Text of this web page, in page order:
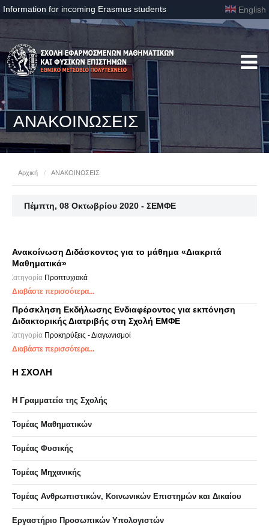
Information for incoming Erasmus students English
ΑΝΑΚΟΙΝΩΣΕΙΣ
Αρχική / ΑΝΑΚΟΙΝΩΣΕΙΣ
Πέμπτη, 08 Οκτωβρίου 2020 - ΣΕΜΦΕ
Ανακοίνωση Διδάσκοντος για το μάθημα «Διακριτά
Μαθηματικά»
Κατηγορία Προπτυχιακά
Διαβάστε περισσότερα...
Πρόσκληση Εκδήλωσης Ενδιαφέροντος για εκπόνηση
Διδακτορικής Διατριβής στη Σχολή ΕΜΦΕ
Κατηγορία Προκηρύξεις - Διαγωνισμοί
Διαβάστε περισσότερα...
Η ΣΧΟΛΗ
Η Γραμματεία της Σχολής
Τομέας Μαθηματικών
Τομέας Φυσικής
Τομέας Μηχανικής
Τομέας Ανθρωπιστικών, Κοινωνικών Επιστημών και Δικαίου
Eργαστήριo Προσωπικών Υπολογιστών